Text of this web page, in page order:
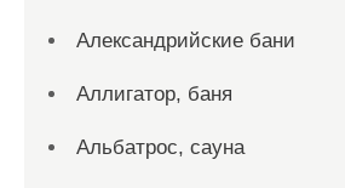
Александрийские бани
Аллигатор, баня
Альбатрос, сауна